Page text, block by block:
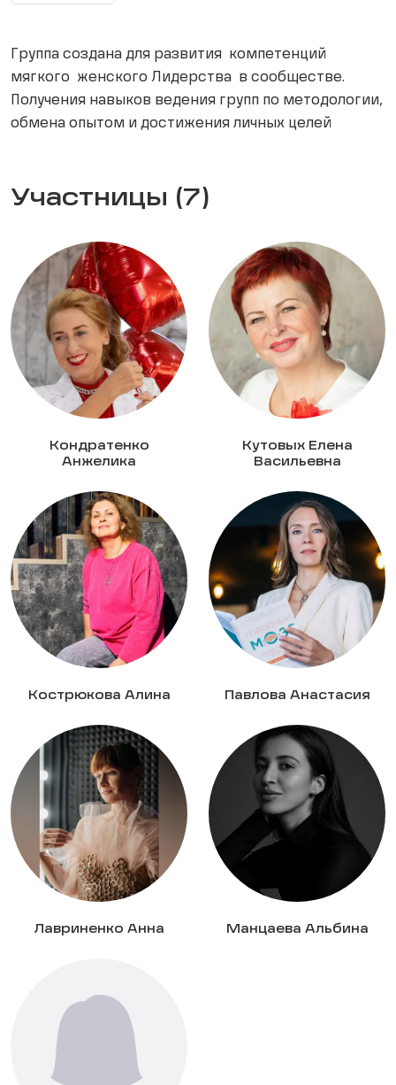
Группа создана для развития компетенций
мягкого женского Лидерства в сообществе.
Получения навыков ведения групп по методологии,
обмена опытом и достижения личных целей
Участницы (7)
Кондратенко
Анжелика
Кутовых Елена
Васильевна
Кострюкова Алина Павлова Анастасия
Лавриненко Анна Манцаева Альбина